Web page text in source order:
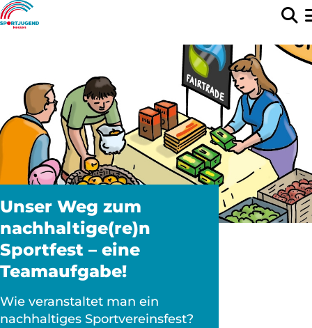
Unser Weg zum
nachhaltige(re)n
Sportfest – eine
Teamaufgabe!
Wie veranstaltet man ein
nachhaltiges Sportvereinsfest?